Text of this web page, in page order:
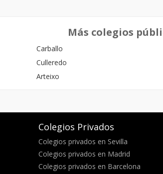
Más colegios
Carballo
Culleredo
Arteixo
Colegios Privados
Colegios privados en Sevilla
Colegios privados en Madrid
Colegios privados en Barcelona